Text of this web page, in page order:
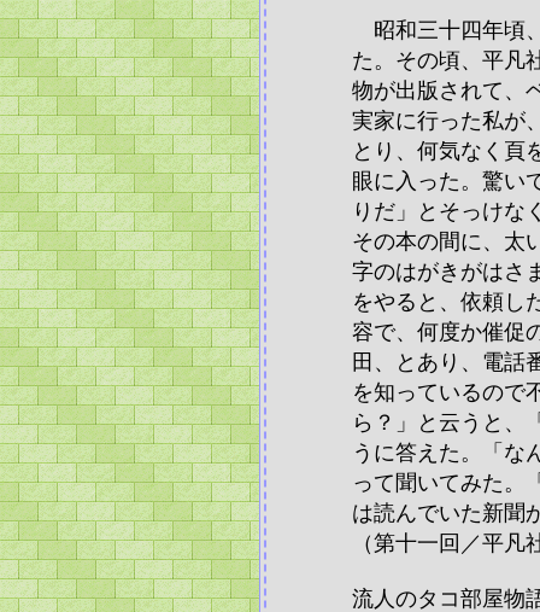
昭和三十四年頃
た。その頃、平凡
物が出版されて、
実家に行った私が
とり、何気なく頁
眼に入った。驚い
りだ」とそっけな
その本の間に、太
字のはがきがはさ
をやると、依頼し
容で、何度か催促
田、とあり、電話
を知っているので
ら？」と云うと、
うに答えた。「な
って聞いてみた。
は読んでいた新聞
（第十一回／平凡
流人のタコ部屋物